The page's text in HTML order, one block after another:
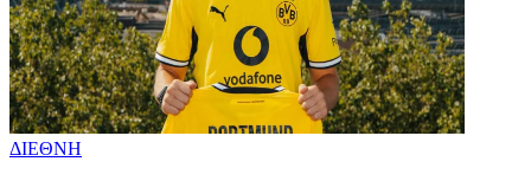
ΔΙΕΘΝΗ